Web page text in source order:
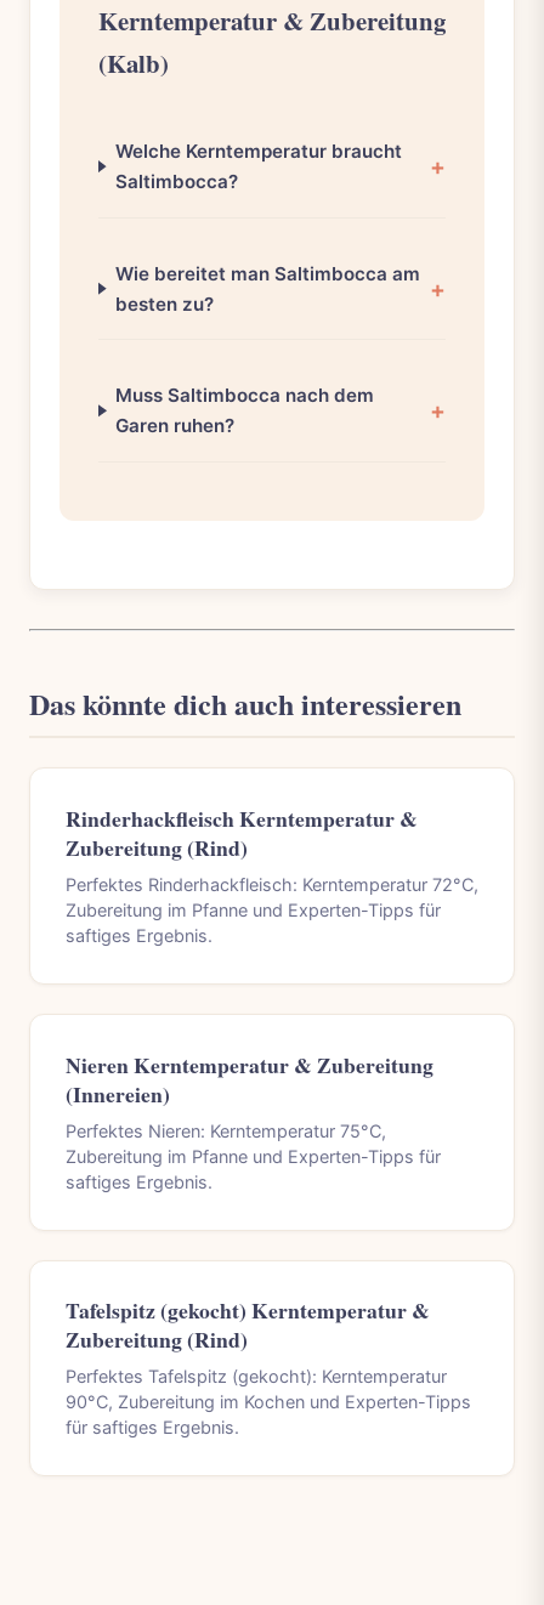
Kerntemperatur & Zubereitung
(Kalb)
Welche Kerntemperatur braucht
Saltimbocca?
Wie bereitet man Saltimbocca am
besten zu?
Muss Saltimbocca nach dem
Garen ruhen?
Das könnte dich auch interessieren
Rinderhackfleisch Kerntemperatur &
Zubereitung (Rind)
Perfektes Rinderhackfleisch: Kerntemperatur 72°C,
Zubereitung im Pfanne und Experten-Tipps für
saftiges Ergebnis.
Nieren Kerntemperatur & Zubereitung
(Innereien)
Perfektes Nieren: Kerntemperatur 75°C,
Zubereitung im Pfanne und Experten-Tipps für
saftiges Ergebnis.
Tafelspitz (gekocht) Kerntemperatur &
Zubereitung (Rind)
Perfektes Tafelspitz (gekocht): Kerntemperatur
90°C, Zubereitung im Kochen und Experten-Tipps
für saftiges Ergebnis.